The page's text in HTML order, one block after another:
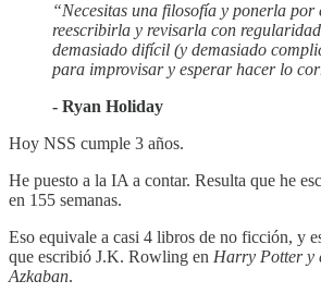
“Necesitas una filosofía y ponerla por
reescribirla y revisarla con
demasiado difícil (y demasiado
para improvisar y esperar hacer lo
- Ryan Holiday
Hoy NSS cumple 3 años.
He puesto a la IA a contar. Resulta que he
en 155 semanas.
Eso equivale a casi 4 libros de no ficción, y
que escribió J.K. Rowling en Harry Potter y
Azkaban.